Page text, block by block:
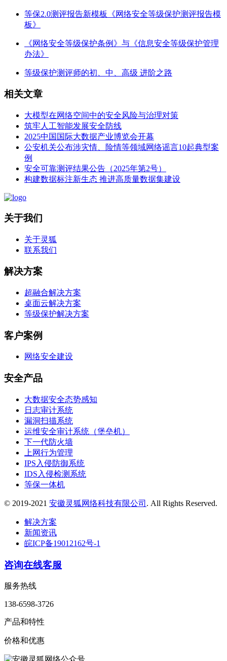
等保2.0测评报告新模板《网络安全等级保护测评报告模
板》
《网络安全等级保护条例》与《信息安全等级保护管理
办法》
等级保护测评师的初、中、高级 进阶之路
相关文章
大模型在网络空间中的安全风险与治理对策
筑牢人工智能发展安全防线
2025中国国际大数据产业博览会开幕
公安机关公布涉灾情、险情等领域网络谣言10起典型案
例
安全可靠测评结果公告（2025年第2号）
构建数据标注新生态 推进高质量数据集建设
关于我们
关于灵狐
联系我们
解决方案
超融合解决方案
桌面云解决方案
等级保护解决方案
客户案例
网络安全建设
安全产品
大数据安全态势感知
日志审计系统
漏洞扫描系统
运维安全审计系统（堡垒机）
下一代防火墙
上网行为管理
IPS入侵防御系统
IDS入侵检测系统
等保一体机
© 2019-2021 安徽灵狐网络科技有限公司 . All Rights Reserved.
解决方案
新闻资讯
皖ICP备19012162号-1
咨询在线客服
服务热线
138-6598-3726
产品和特性
价格和优惠